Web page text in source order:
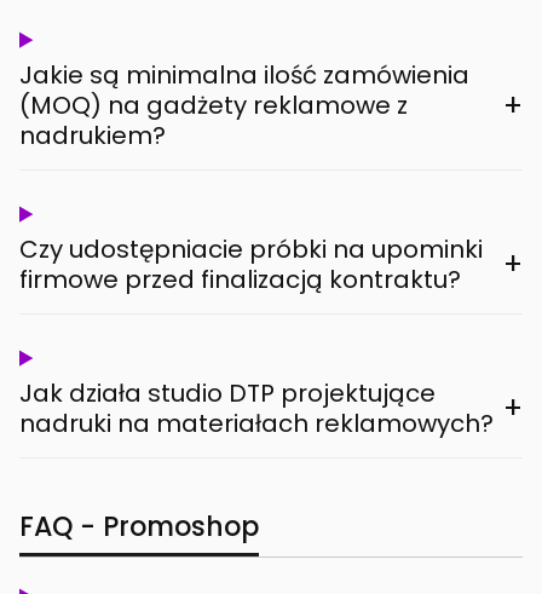
Jakie są minimalna ilość zamówienia
(MOQ) na gadżety reklamowe z
nadrukiem?
+
Czy udostępniacie próbki na upominki
firmowe przed finalizacją kontraktu?
+
Jak działa studio DTP projektujące
nadruki na materiałach reklamowych? +
FAQ - Promoshop